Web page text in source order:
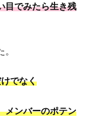
目でみたら生き残
でなく
メンバーのポテン